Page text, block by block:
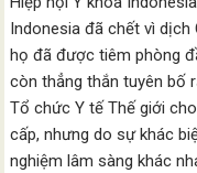
Indonesia đã chết vì dịch
họ đã được tiêm phòng
còn thẳng thắn tuyên bố
Tổ chức Y tế Thế giới
cấp, nhưng do sự khác
nghiệm lâm sàng khác